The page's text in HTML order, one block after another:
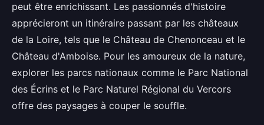
peut être enrichissant. Les passionnés d'histoire
apprécieront un itinéraire passant par les châteaux
de la Loire, tels que le Château de Chenonceau et le
Château d'Amboise. Pour les amoureux de la nature,
explorer les parcs nationaux comme le Parc National
des Écrins et le Parc Naturel Régional du Vercors
offre des paysages à couper le souffle.